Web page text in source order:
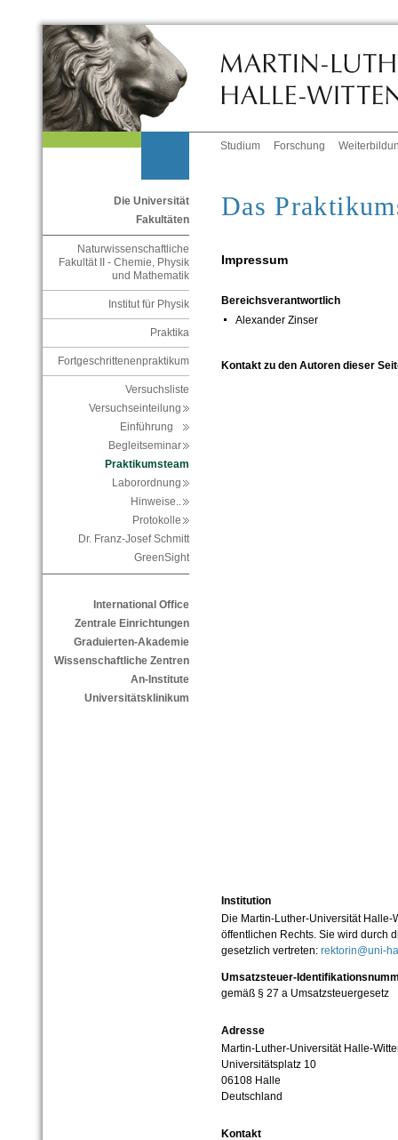
Studium Forschung
Die Universität
Fakultäten
Naturwissenschaftliche
Fakultät II - Chemie, Physik
und Mathematik
Institut für Physik
Praktika
Fortgeschrittenenpraktikum
Versuchsliste
Versuchseinteilung
Einführung
Begleitseminar
Praktikumsteam
Laborordnung
Hinweise..
Protokolle
Dr. Franz-Josef Schmitt
GreenSight
International Office
Zentrale Einrichtungen
Graduierten-Akademie
Wissenschaftliche Zentren
An-Institute
Universitätsklinikum
Das
Impressum
Bereichsverantwortlich
Alexander Zinser
Kontakt zu den Autoren dieser
Institution
Die Martin-Luther-Universität
öffentlichen Rechts. Sie wird durch
gesetzlich vertreten: rektorin@uni-
Umsatzsteuer-
gemäß § 27 a Umsatzsteuergesetz
Adresse
Martin-Luther-Universität Halle-
Universitätsplatz 10
06108 Halle
Deutschland
Kontakt